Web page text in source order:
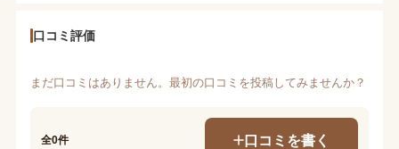
口コミ評価
まだ口コミはありません。最初の口コミを投稿してみませんか？
全0件 口コミを書く